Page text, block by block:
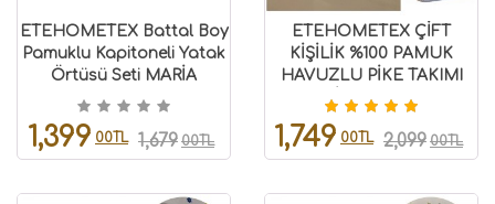
ETEHOMETEX Battal Boy
Pamuklu Kapitoneli Yatak
Örtüsü Seti MARİA
8696474232118
1,399 00TL 1,679 00TL
ETEHOMETEX ÇİFT
KİŞİLİK %100 PAMUK
HAVUZLU PİKE TAKIMI
ANTRASİT 8696474232091
1,749 00TL 2,099 00TL